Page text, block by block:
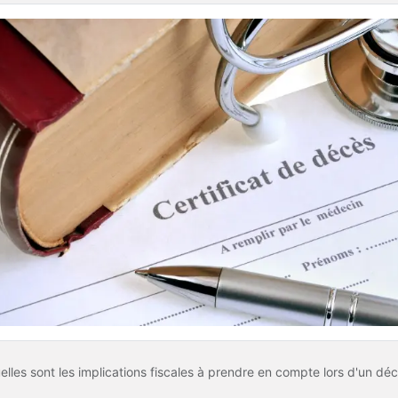
sont les implications fiscales à prendre en compte lors d'un